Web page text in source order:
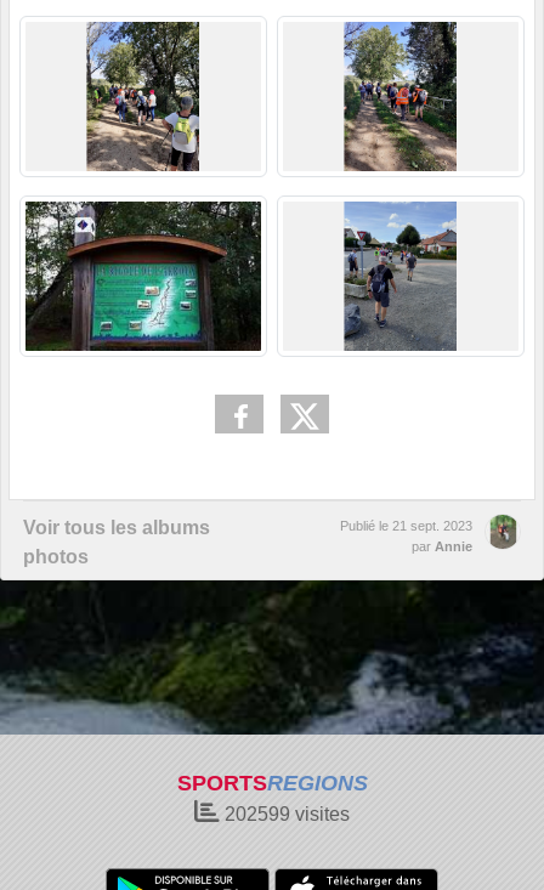
Voir tous les albums
photos
Publié le 21 sept. 2023
par Annie
SPORTSREGIONS
202599 visites